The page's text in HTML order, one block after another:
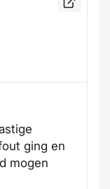
ging en
mogen
Bekijk